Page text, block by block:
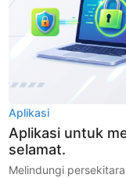
Aplikasi
Aplikasi untuk
selamat.
Melindungi